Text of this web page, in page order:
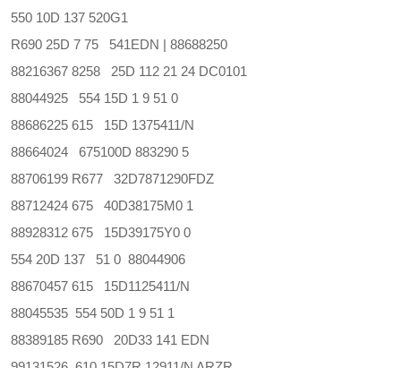
550 10D 137 520G1
R690 25D 7 75 541EDN | 88688250
88216367 8258 25D 112 21 24 DC0101
88044925 554 15D 1 9 51 0
88686225 615 15D 1375411/N
88664024 675100D 883290 5
88706199 R677 32D7871290FDZ
88712424 675 40D38175M0 1
88928312 675 15D39175Y0 0
554 20D 137 51 0 88044906
88670457 615 15D1125411/N
88045535 554 50D 1 9 51 1
88389185 R690 20D33 141 EDN